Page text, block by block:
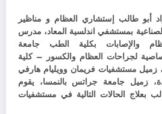
أبو طالب إستشاري العظام و مناظير
بمستشفي اندلسية المعاد، مدرس
والإصابات بكلية الطب جامعة
لجراحات العظام والكسور – كلية
زميل مستشفيات فريمان وويليام هارفي
زميل جامعة جراتس بالنمسا، يقوم
بعلاج الحالات التالية في مستشفيات